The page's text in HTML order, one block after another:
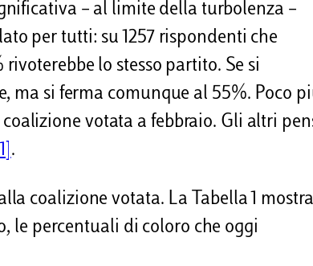
– al limite della turbolenza –
per tutti: su 1257 rispondenti che
lo stesso partito. Se si
ma si ferma comunque al 55%. Poco
votata a febbraio. Gli altri
[1] .
coalizione votata. La Tabella 1
le percentuali di coloro che oggi